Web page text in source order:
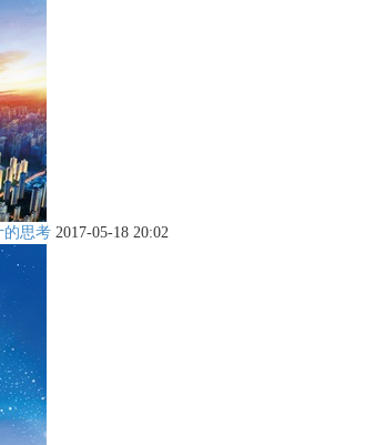
的思考 2017-05-18 20:02